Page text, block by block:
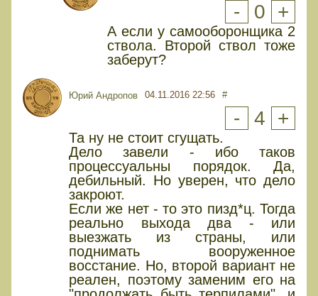
- 0 +
А если у самооборонщика 2
ствола. Второй ствол тоже
заберут?
Юрий Андропов 04.11.2016 22:56 #
- 4 +
Та ну не стоит сгущать.
Дело завели - ибо таков
процессуальны порядок. Да,
дебильный. Но уверен, что дело
закроют.
Если же нет - то это пизд*ц. Тогда
реально выхода два - или
выезжать из страны, или
поднимать вооруженное
восстание. Но, второй вариант не
реален, поэтому заменим его на